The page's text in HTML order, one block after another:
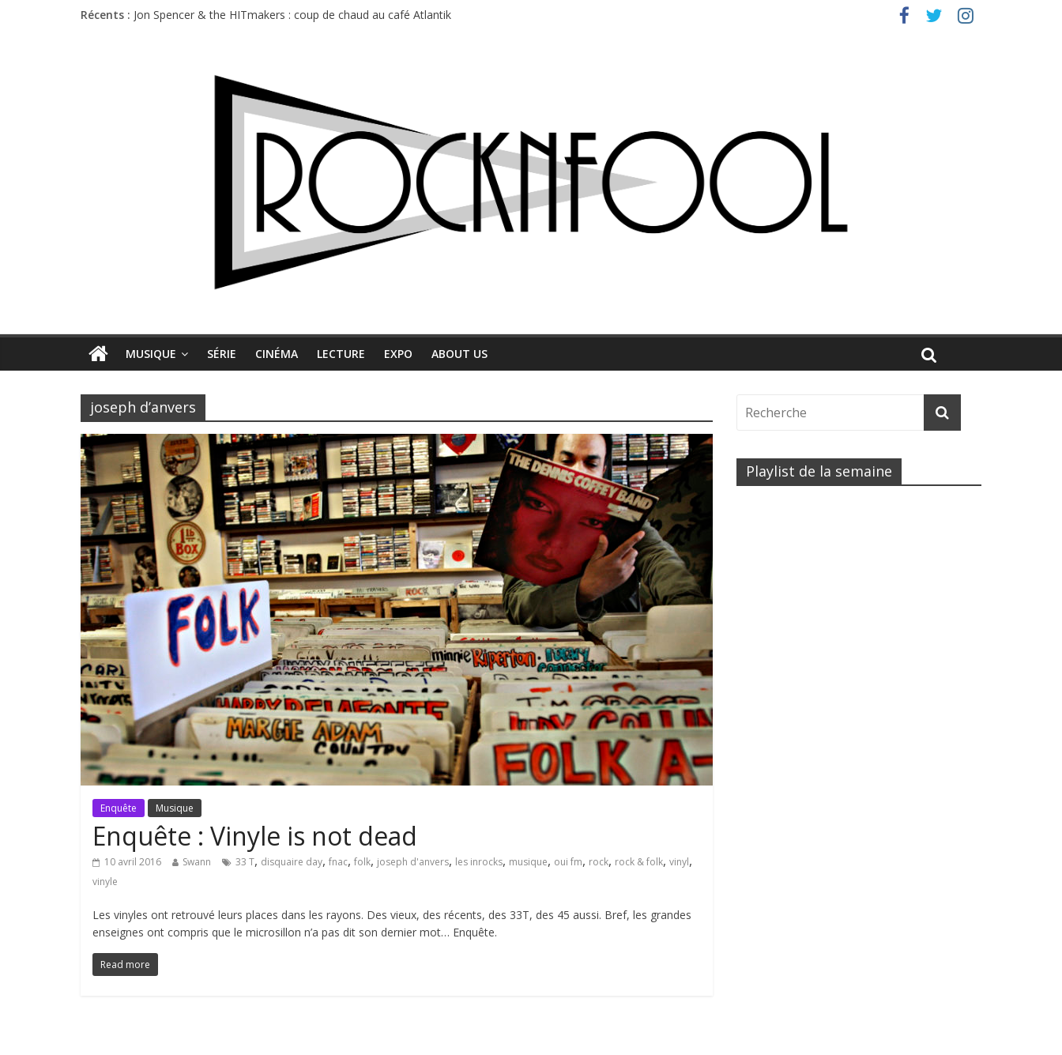
Récents : Jon Spencer & the HITmakers : coup de chaud au café Atlantik
Charlie Puth à l’Olympia : la leçon de pop du Professeur Puth
MUSIQUE SÉRIE CINÉMA LECTURE EXPO ABOUT US
joseph d’anvers
Enquête Musique
Enquête : Vinyle is not dead
10 avril 2016 Swann 33 T, disquaire day, fnac, folk, joseph d'anvers, les inrocks, musique, oui fm, rock, rock & folk, vinyl,
vinyle
Les vinyles ont retrouvé leurs places dans les rayons. Des vieux, des récents, des 33T, des 45 aussi. Bref, les grandes
enseignes ont compris que le microsillon n’a pas dit son dernier mot… Enquête.
Read more
Playlist de la semaine